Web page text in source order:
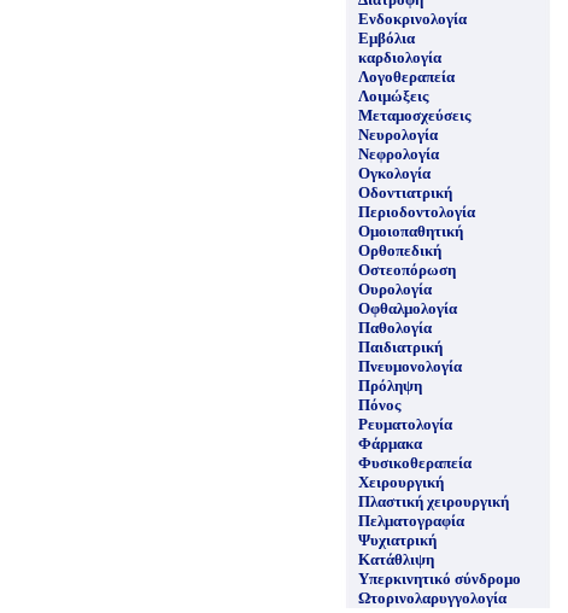
Ενδοκρινολογία
Εμβόλια
καρδιολογία
Λογοθεραπεία
Λοιμώξεις
Μεταμοσχεύσεις
Νευρολογία
Νεφρολογία
Ογκολογία
Οδοντιατρική
Περιοδοντολογία
Ομοιοπαθητική
Ορθοπεδική
Οστεοπόρωση
Ουρολογία
Οφθαλμολογία
Παθολογία
Παιδιατρική
Πνευμονολογία
Πρόληψη
Πόνος
Ρευματολογία
Φάρμακα
Φυσικοθεραπεία
Χειρουργική
Πλαστική χειρουργική
Πελματογραφία
Ψυχιατρική
Κατάθλιψη
Υπερκινητικό σύνδρομο
Ωτορινολαρυγγολογία